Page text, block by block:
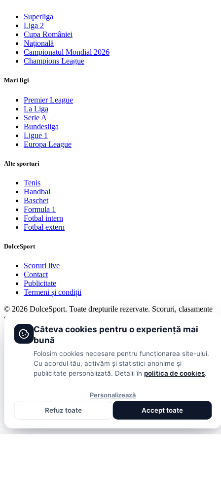
Superliga
Liga 2
Cupa României
Națională
Campionatul Mondial 2026
Champions League
Mari ligi
Premier League
La Liga
Serie A
Bundesliga
Ligue 1
Europa League
Alte sporturi
Tenis
Handbal
Baschet
Formula 1
Fotbal intern
Fotbal extern
DolceSport
Scoruri live
Contact
Publicitate
Termeni și condiții
© 2026 DolceSport. Toate drepturile rezervate. Scoruri, clasamente
și analize din toate competițiile
Fotbal intern Fotbal extern Scoruri live
Câteva cookies pentru o experiență mai
bună
Folosim cookies necesare pentru funcționarea site-ului.
Cu acordul tău, activăm și statistici anonime și
publicitate personalizată. Detalii în politica de cookies.
Personalizează
Refuz toate
Accept toate